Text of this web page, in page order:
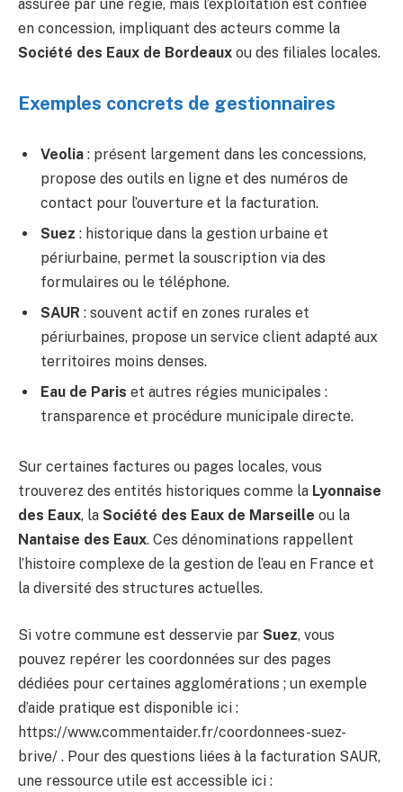
assurée par une régie, mais l’exploitation est confiée
en concession, impliquant des acteurs comme la
Société des Eaux de Bordeaux ou des filiales locales.
Exemples concrets de gestionnaires
Veolia : présent largement dans les concessions,
propose des outils en ligne et des numéros de
contact pour l’ouverture et la facturation.
Suez : historique dans la gestion urbaine et
périurbaine, permet la souscription via des
formulaires ou le téléphone.
SAUR : souvent actif en zones rurales et
périurbaines, propose un service client adapté aux
territoires moins denses.
Eau de Paris et autres régies municipales :
transparence et procédure municipale directe.
Sur certaines factures ou pages locales, vous
trouverez des entités historiques comme la Lyonnaise
des Eaux, la Société des Eaux de Marseille ou la
Nantaise des Eaux. Ces dénominations rappellent
l’histoire complexe de la gestion de l’eau en France et
la diversité des structures actuelles.
Si votre commune est desservie par Suez, vous
pouvez repérer les coordonnées sur des pages
dédiées pour certaines agglomérations ; un exemple
d’aide pratique est disponible ici :
https://www.commentaider.fr/coordonnees-suez-
brive/ . Pour des questions liées à la facturation SAUR,
une ressource utile est accessible ici :